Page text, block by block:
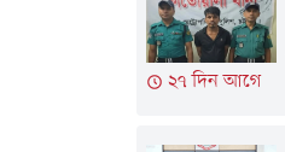
২৭ দিন আগে